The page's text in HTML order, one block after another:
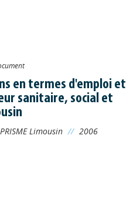
en termes d'emploi et
sanitaire, social et
PRISME Limousin // 2006